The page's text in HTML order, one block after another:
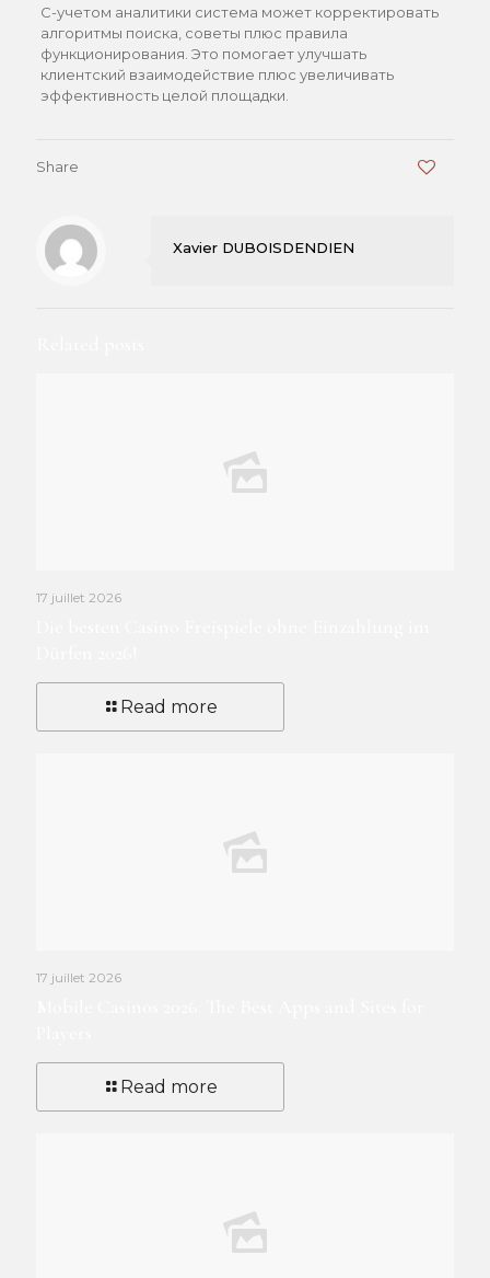
С-учетом аналитики система может корректировать
алгоритмы поиска, советы плюс правила
функционирования. Это помогает улучшать
клиентский взаимодействие плюс увеличивать
эффективность целой площадки.
Share
Xavier DUBOISDENDIEN
17 juillet 2026
Read more
17 juillet 2026
Read more